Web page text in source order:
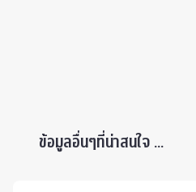
ข้อมูลอื่นๆที่น่าสนใจ ...